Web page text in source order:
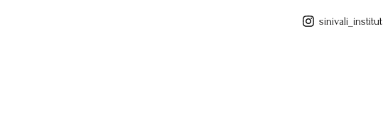
sinivali_institut